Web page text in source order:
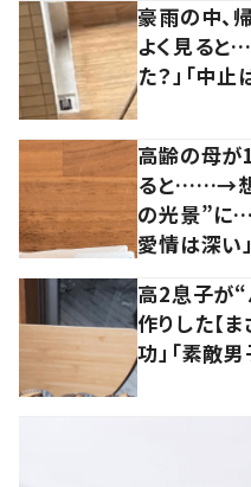
豪雨の中、
よく見ると
た？」「中止
高齢の母が
ると……→想
の光景”に…
愛情は深い
高2息子が
作りした【
功」「素敵男